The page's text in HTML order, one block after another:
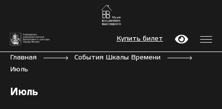
Купить билет
Главная
События Шкалы Времени
Июль
Июль